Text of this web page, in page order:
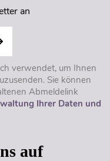
an
verwendet, um Ihnen
Sie können
Abmeldelink
Ihrer Daten und
auf